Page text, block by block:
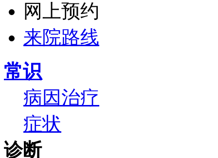
网上预约
来院路线
常识
病因治疗
症状
诊断